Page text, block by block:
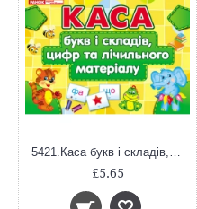
5421.Каса букв і складів,цифр та лічильного матеріалу
£5.65